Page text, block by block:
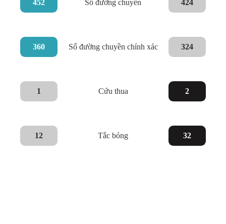
452 Số đường chuyền 424
360 Số đường chuyền chính xác 324
1 Cứu thua 2
12 Tắc bóng 32